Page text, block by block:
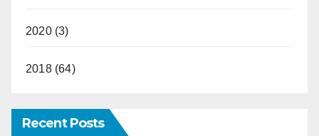
2020 (3)
2018 (64)
Recent Posts